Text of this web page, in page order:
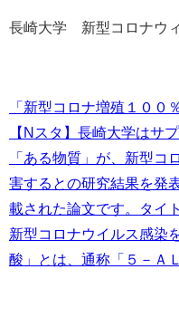
長崎大学 新型コロナウ
「新型コロナ増殖１００
【Nスタ】 長崎大学はサ
「ある物質」が、新型コ
害するとの研究結果を発
載された論文です。タイ
新型コロナウイルス感染
酸」とは、通称「５－Ａ